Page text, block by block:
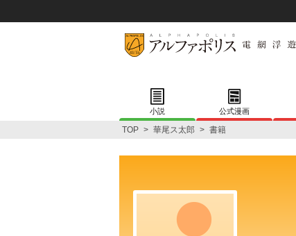
小説 公式漫画
TOP > 華尾ス太郎 > 書籍